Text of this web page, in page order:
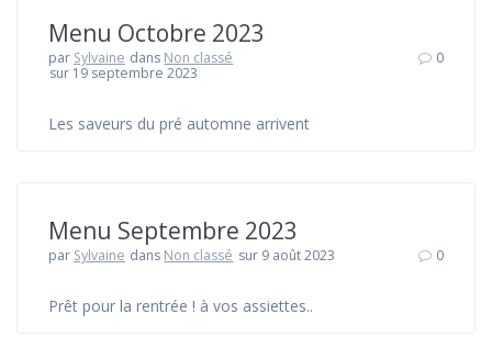
Menu Octobre 2023
par Sylvaine dans Non classé
sur 19 septembre 2023
0
Les saveurs du pré automne arrivent
Menu Septembre 2023
par Sylvaine dans Non classé sur 9 août 2023 0
Prêt pour la rentrée ! à vos assiettes..